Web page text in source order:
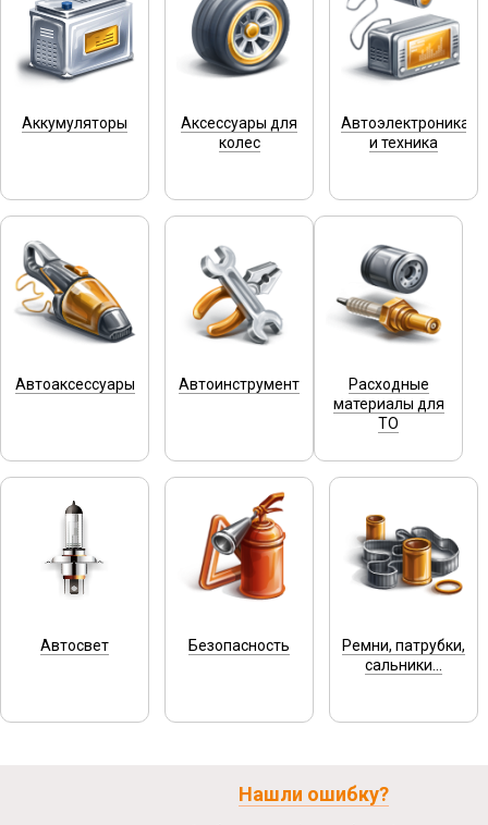
Аккумуляторы
Аксессуары для
колес
Автоэлектроника
и техника
Автоаксессуары Автоинструмент
Расходные
материалы для
ТО
Автосвет Безопасность
Ремни, патрубки,
сальники...
Нашли ошибку?